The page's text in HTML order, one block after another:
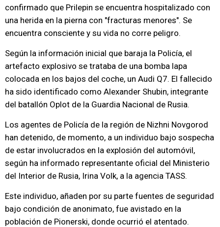
confirmado que Prilepin se encuentra hospitalizado con
una herida en la pierna con "fracturas menores". Se
encuentra consciente y su vida no corre peligro.
Según la información inicial que baraja la Policía, el
artefacto explosivo se trataba de una bomba lapa
colocada en los bajos del coche, un Audi Q7. El fallecido
ha sido identificado como Alexander Shubin, integrante
del batallón Oplot de la Guardia Nacional de Rusia.
Los agentes de Policía de la región de Nizhni Novgorod
han detenido, de momento, a un individuo bajo sospecha
de estar involucrados en la explosión del automóvil,
según ha informado representante oficial del Ministerio
del Interior de Rusia, Irina Volk, a la agencia TASS.
Este individuo, añaden por su parte fuentes de seguridad
bajo condición de anonimato, fue avistado en la
población de Pionerski, donde ocurrió el atentado.